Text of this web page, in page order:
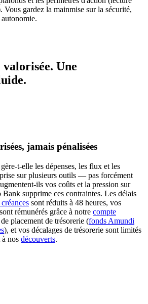
Vous gardez la mainmise sur la sécurité,
Une
jamais pénalisées
t-elle les dépenses, les flux et les
sur plusieurs outils — pas forcément
ils vos coûts et la pression sur
supprime ces contraintes. Les délais
sont réduits à 48 heures, vos
rémunérés grâce à notre compte
placement de trésorerie (fonds Amundi
), et vos décalages de trésorerie sont limités
à nos découverts.